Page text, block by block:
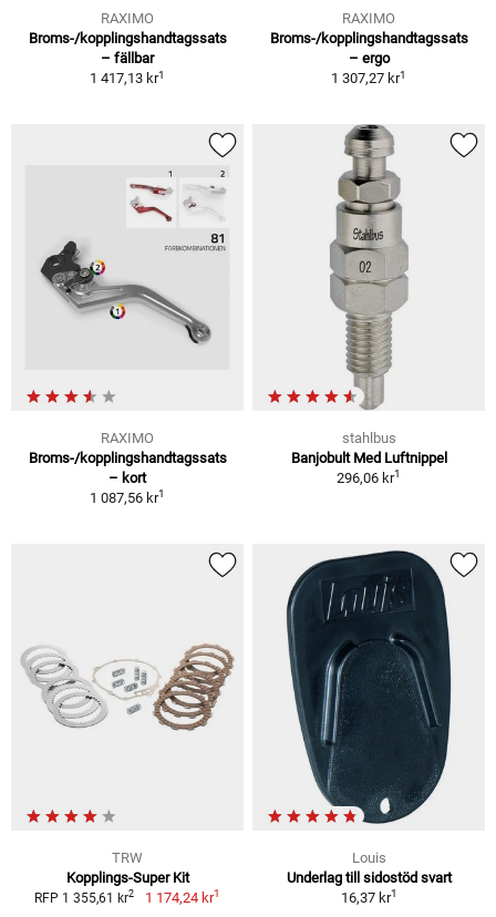
RAXIMO
Broms-/kopplingshandtagssats
– fällbar
1 417,13 kr1
RAXIMO
Broms-/kopplingshandtagssats
– ergo
1 307,27 kr1
RAXIMO
Broms-/kopplingshandtagssats
– kort
1 087,56 kr1
stahlbus
Banjobult Med Luftnippel
296,06 kr1
TRW
Kopplings-Super Kit
RFP 1 355,61 kr2 1 174,24 kr1
Louis
Underlag till sidostöd svart
16,37 kr1